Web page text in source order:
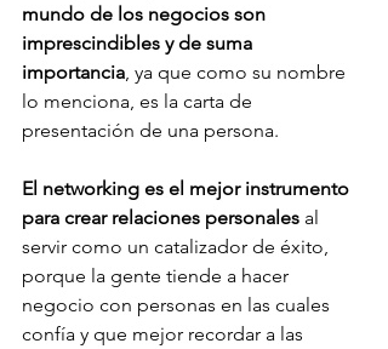
mundo de los negocios son
imprescindibles y de suma
importancia, ya que como su nombre
lo menciona, es la carta de
presentación de una persona.
El networking es el mejor instrumento
para crear relaciones personales al
servir como un catalizador de éxito,
porque la gente tiende a hacer
negocio con personas en las cuales
confía y que mejor recordar a las